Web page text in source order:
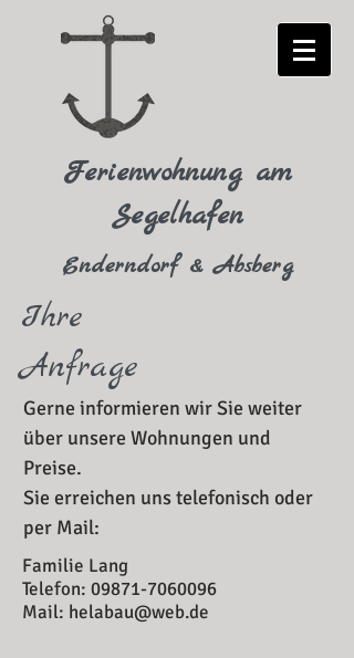
Ferienwohnung am
Segelhafen
Enderndorf & Absberg
Ihre
Anfrage
Gerne informieren wir Sie weiter
über unsere Wohnungen und
Preise.
Sie erreichen uns telefonisch oder
per Mail:
Familie Lang
Telefon: 09871-7060096
Mail: helabau@web.de